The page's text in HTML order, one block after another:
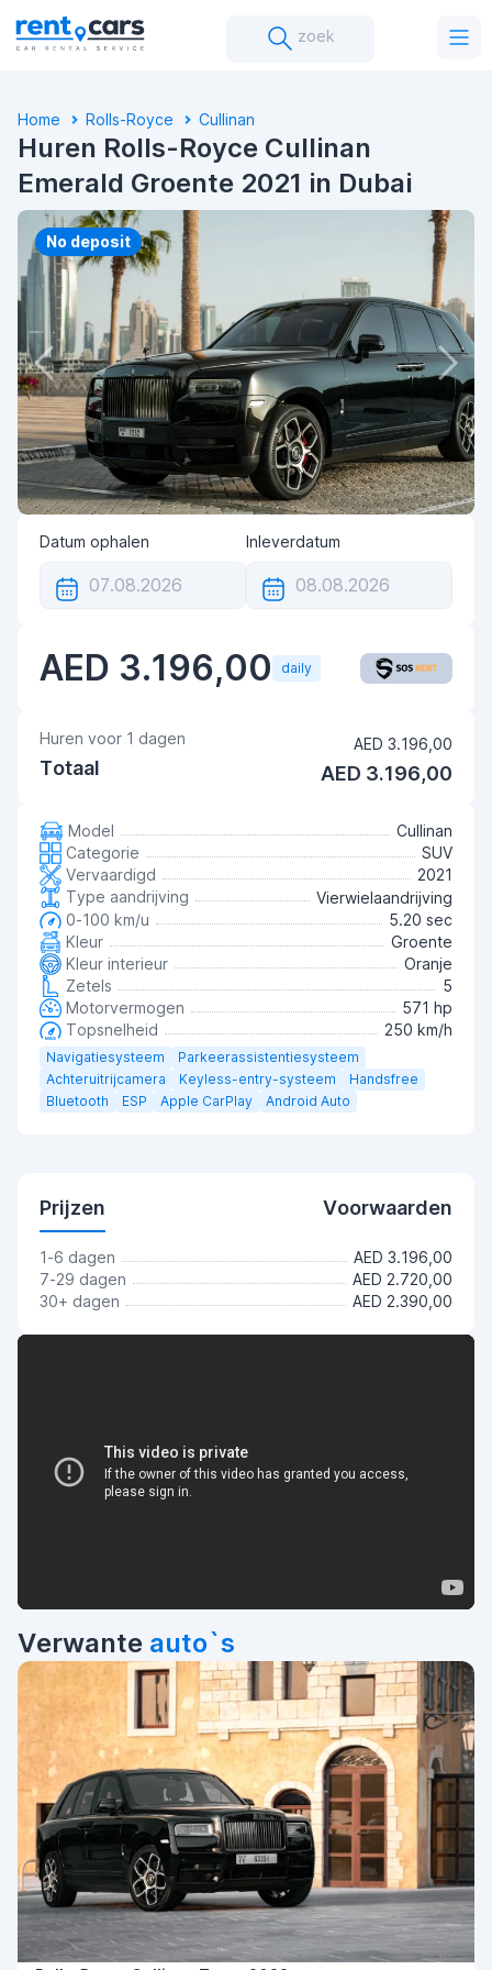
zoek
Home Rolls-Royce Cullinan
Huren Rolls-Royce Cullinan
Emerald Groente 2021 in Dubai
No deposit
Datum ophalen Inleverdatum
AED 3.196,00 daily
Huren voor 1 dagen AED 3.196,00
Totaal AED 3.196,00
Model
Cullinan
Categorie
SUV
Vervaardigd
2021
Type aandrijving
Vierwielaandrijving
0-100 km/u
5.20 sec
Kleur
Groente
Kleur interieur
Oranje
Zetels
5
Motorvermogen
571 hp
Topsnelheid
250 km/h
Navigatiesysteem
Parkeerassistentiesysteem
Achteruitrijcamera
Keyless-entry-systeem
Handsfree
Bluetooth
ESP Apple CarPlay Android Auto
Prijzen Voorwaarden
1-6 dagen
AED 3.196,00
7-29 dagen
AED 2.720,00
30+ dagen
AED 2.390,00
Verwante auto`s